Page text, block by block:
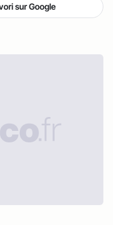
sur Google